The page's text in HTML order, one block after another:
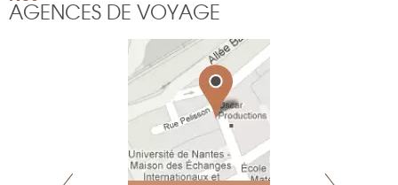
AGENCES DE VOYAGE